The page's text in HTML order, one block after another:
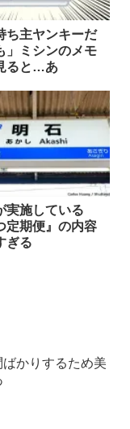
ち主ヤンキーだ
」ミシンのメモ
ると…あ
実施している
定期便』の内容
ぎる
かりするため美